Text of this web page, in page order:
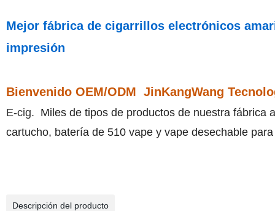
Mejor fábrica de cigarrillos electrónicos
impresión
Bienvenido OEM/ODM JinKangWang
E-cig. Miles de tipos de productos de nuestra fábrica
cartucho, batería de 510 vape y vape desechable
Descripción del producto